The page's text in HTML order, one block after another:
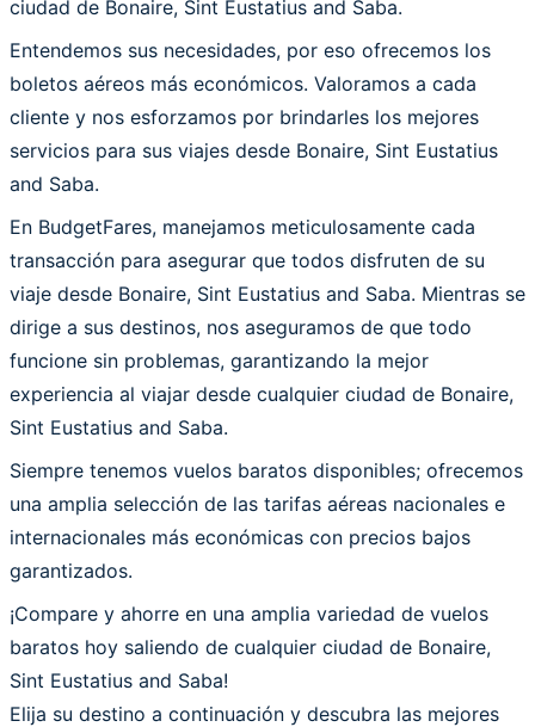
ciudad de Bonaire, Sint Eustatius and Saba.
Entendemos sus necesidades, por eso ofrecemos los
boletos aéreos más económicos. Valoramos a cada
cliente y nos esforzamos por brindarles los mejores
servicios para sus viajes desde Bonaire, Sint Eustatius
and Saba.
En BudgetFares, manejamos meticulosamente cada
transacción para asegurar que todos disfruten de su
viaje desde Bonaire, Sint Eustatius and Saba. Mientras se
dirige a sus destinos, nos aseguramos de que todo
funcione sin problemas, garantizando la mejor
experiencia al viajar desde cualquier ciudad de Bonaire,
Sint Eustatius and Saba.
Siempre tenemos vuelos baratos disponibles; ofrecemos
una amplia selección de las tarifas aéreas nacionales e
internacionales más económicas con precios bajos
garantizados.
¡Compare y ahorre en una amplia variedad de vuelos
baratos hoy saliendo de cualquier ciudad de Bonaire,
Sint Eustatius and Saba!
Elija su destino a continuación y descubra las mejores